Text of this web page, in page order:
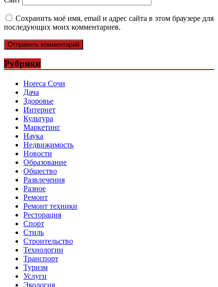
Сохранить моё имя, email и адрес сайта в этом браузере для
последующих моих комментариев.
Рубрики
Horeca Сочи
Дача
Здоровье
Интернет
Культура
Маркетинг
Наука
Недвижимость
Новости
Образование
Общество
Развлечения
Разное
Ремонт
Ремонт техники
Ресторация
Спорт
Стиль
Строительство
Технологии
Транспорт
Туризм
Услуги
Экология